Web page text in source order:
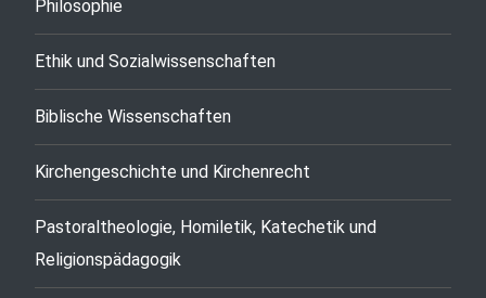
Philosophie
Ethik und Sozialwissenschaften
Biblische Wissenschaften
Kirchengeschichte und Kirchenrecht
Pastoraltheologie, Homiletik, Katechetik und
Religionspädagogik